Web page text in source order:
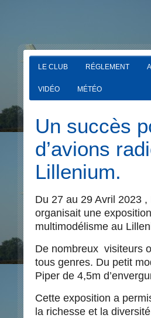
LE CLUB RÉGLEMENT
VIDÉO MÉTÉO
Un succès
d’avions
Lillenium.
Du 27 au 29 Avril 2023
organisait une
multimodélisme au
De nombreux visiteurs
tous genres. Du petit
Piper de 4,5m
Cette exposition a
la richesse et la